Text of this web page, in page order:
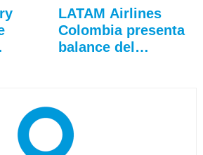
LATAM Airlines
Colombia presenta
balance del